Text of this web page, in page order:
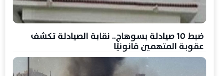
ضبط 10 صيادلة بسوهاج.. نقابة الصيادلة تكشف
عقوبة المتهمين قانونيًا